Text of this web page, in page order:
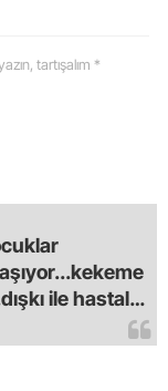
tartışalım *
ile hastalık
eve
para